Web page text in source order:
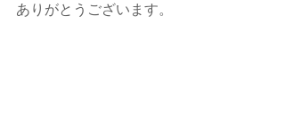
ありがとうございます。